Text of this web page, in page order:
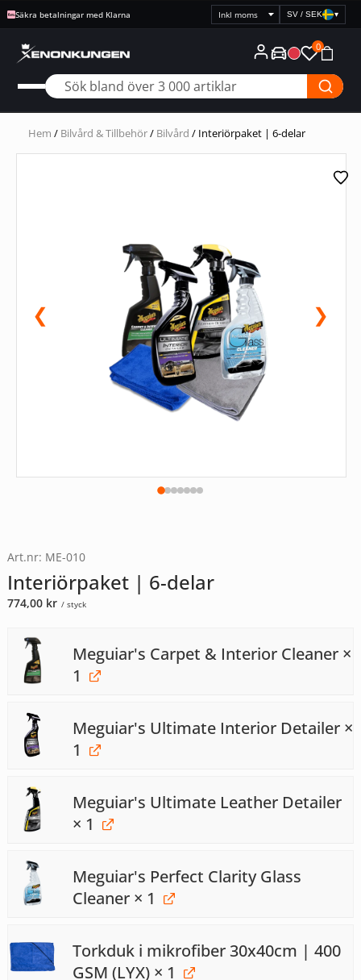
Säkra betalningar med Klarna
Välj
prisvisning
SV / SEK ▾
0
Hem / Bilvård & Tillbehör/ Bilvård / Interiörpaket | 6-delar
❮ ❯
Art.nr: ME-010
Interiörpaket | 6-delar
774,00 kr / styck
Meguiar's Carpet & Interior Cleaner×
1
Meguiar's Ultimate Interior Detailer×
1
Meguiar's Ultimate Leather Detailer
× 1
Meguiar's Perfect Clarity Glass
Cleaner× 1
Torkduk i mikrofiber 30x40cm | 400
GSM (LYX)× 1